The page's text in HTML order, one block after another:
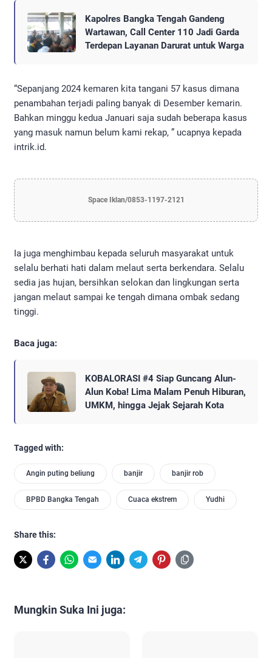
Kapolres Bangka Tengah Gandeng
Wartawan, Call Center 110 Jadi Garda
Terdepan Layanan Darurat untuk Warga
“Sepanjang 2024 kemaren kita tangani 57 kasus dimana
penambahan terjadi paling banyak di Desember kemarin.
Bahkan minggu kedua Januari saja sudah beberapa kasus
yang masuk namun belum kami rekap, ” ucapnya kepada
intrik.id.
Space Iklan/0853-1197-2121
Ia juga menghimbau kepada seluruh masyarakat untuk
selalu berhati hati dalam melaut serta berkendara. Selalu
sedia jas hujan, bersihkan selokan dan lingkungan serta
jangan melaut sampai ke tengah dimana ombak sedang
tinggi.
Baca juga:
KOBALORASI #4 Siap Guncang Alun-
Alun Koba! Lima Malam Penuh Hiburan,
UMKM, hingga Jejak Sejarah Kota
Tagged with:
Angin puting beliung banjir banjir rob
BPBD Bangka Tengah Cuaca ekstrem Yudhi
Share this:
Mungkin Suka Ini juga: